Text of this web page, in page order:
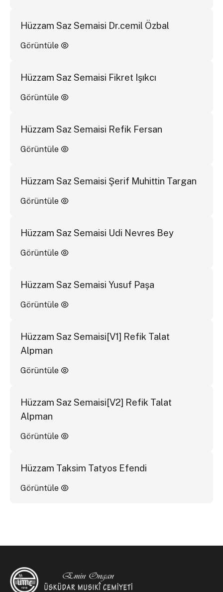
Hüzzam Saz Semaisi Dr.cemil Özbal
Görüntüle
Hüzzam Saz Semaisi Fikret Işıkcı
Görüntüle
Hüzzam Saz Semaisi Refik Fersan
Görüntüle
Hüzzam Saz Semaisi Şerif Muhittin Targan
Görüntüle
Hüzzam Saz Semaisi Udi Nevres Bey
Görüntüle
Hüzzam Saz Semaisi Yusuf Paşa
Görüntüle
Hüzzam Saz Semaisi[V1] Refik Talat
Alpman
Görüntüle
Hüzzam Saz Semaisi[V2] Refik Talat
Alpman
Görüntüle
Hüzzam Taksim Tatyos Efendi
Görüntüle